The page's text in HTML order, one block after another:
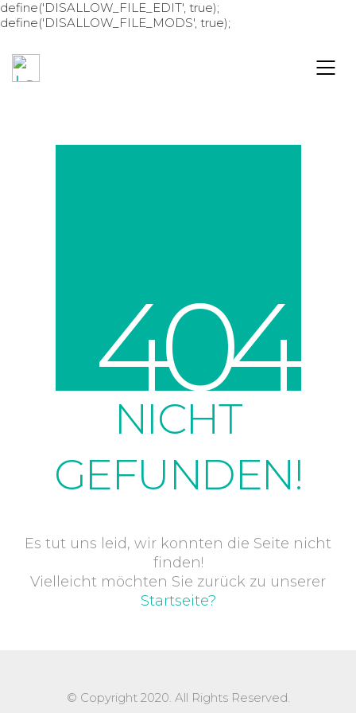
define('DISALLOW_FILE_EDIT', true);
define('DISALLOW_FILE_MODS', true);
404
NICHT
GEFUNDEN!
Es tut uns leid, wir konnten die Seite nicht
finden!
Vielleicht möchten Sie zurück zu unserer
Startseite?
© Copyright 2020. All Rights Reserved.